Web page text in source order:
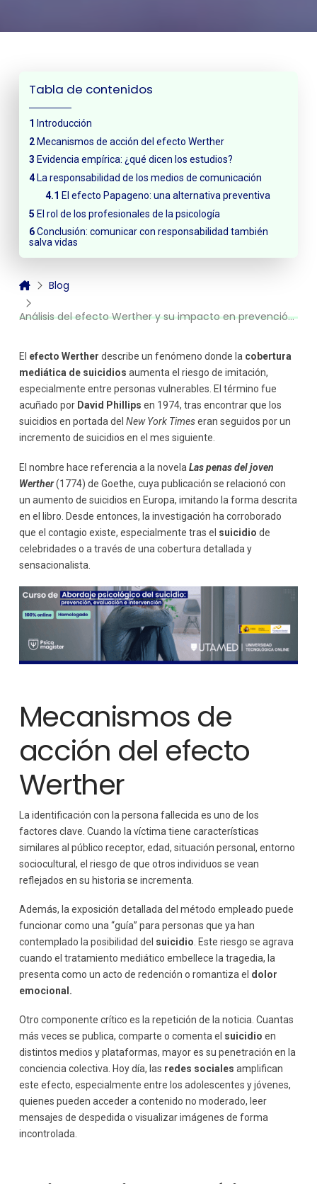
Tabla de contenidos
Introducción
Mecanismos de acción del efecto Werther
Evidencia empírica: ¿qué dicen los estudios?
La responsabilidad de los medios de comunicación
El efecto Papageno: una alternativa preventiva
El rol de los profesionales de la psicología
Conclusión: comunicar con responsabilidad también
salva vidas
Blog
Análisis del efecto Werther y su impacto en prevención mediática
El efecto Werther describe un fenómeno donde la cobertura
mediática de suicidios aumenta el riesgo de imitación,
especialmente entre personas vulnerables. El término fue
acuñado por David Phillips en 1974, tras encontrar que los
suicidios en portada del New York Timeseran seguidos por un
incremento de suicidios en el mes siguiente.
El nombre hace referencia a la novela Las penas del joven
Werther(1774) de Goethe, cuya publicación se relacionó con
un aumento de suicidios en Europa, imitando la forma descrita
en el libro. Desde entonces, la investigación ha corroborado
que el contagio existe, especialmente tras el suicidio de
celebridades o a través de una cobertura detallada y
sensacionalista.
Mecanismos de
acción del efecto
Werther
La identificación con la persona fallecida es uno de los
factores clave. Cuando la víctima tiene características
similares al público receptor, edad, situación personal, entorno
sociocultural, el riesgo de que otros individuos se vean
reflejados en su historia se incrementa.
Además, la exposición detallada del método empleado puede
funcionar como una “guía” para personas que ya han
contemplado la posibilidad del suicidio . Este riesgo se agrava
cuando el tratamiento mediático embellece la tragedia, la
presenta como un acto de redención o romantiza el dolor
emocional.
Otro componente crítico es la repetición de la noticia. Cuantas
más veces se publica, comparte o comenta el suicidio en
distintos medios y plataformas, mayor es su penetración en la
conciencia colectiva. Hoy día, las redes sociales amplifican
este efecto, especialmente entre los adolescentes y jóvenes,
quienes pueden acceder a contenido no moderado, leer
mensajes de despedida o visualizar imágenes de forma
incontrolada.